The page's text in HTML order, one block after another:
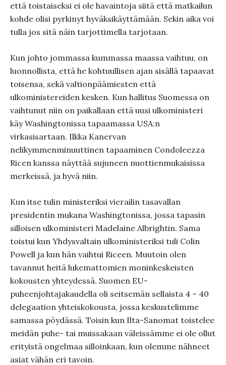
että toistaiseksi ei ole havaintoja siitä että matkailun
kohde olisi pyrkinyt hyväksikäyttämään. Sekin aika voi
tulla jos sitä näin tarjottimella tarjotaan.
Kun johto jommassa kummassa maassa vaihtuu, on
luonnollista, että he kohtuullisen ajan sisällä tapaavat
toisensa, sekä valtionpäämiesten että
ulkoministereiden kesken. Kun hallitus Suomessa on
vaihtunut niin on paikallaan että uusi ulkoministeri
käy Washingtonissa tapaamassa USA:n
virkasisartaan. Ilkka Kanervan
nelikymmenminuuttinen tapaaminen Condoleezza
Ricen kanssa näyttää sujuneen nuottienmukaisissa
merkeissä, ja hyvä niin.
Kun itse tulin ministeriksi vierailin tasavallan
presidentin mukana Washingtonissa, jossa tapasin
silloisen ulkoministeri Madelaine Albrightin. Sama
toistui kun Yhdysvaltain ulkoministeriksi tuli Colin
Powell ja kun hän vaihtui Riceen. Muutoin olen
tavannut heitä lukemattomien moninkeskeisten
kokousten yhteydessä. Suomen EU-
puheenjohtajakaudella oli seitsemän sellaista 4 – 40
delegaation yhteiskokousta, jossa keskustelimme
samassa pöydässä. Toisin kun Ilta-Sanomat toistelee
meidän puhe- tai muissakaan väleissämme ei ole ollut
erityistä ongelmaa silloinkaan, kun olemme nähneet
asiat vähän eri tavoin.